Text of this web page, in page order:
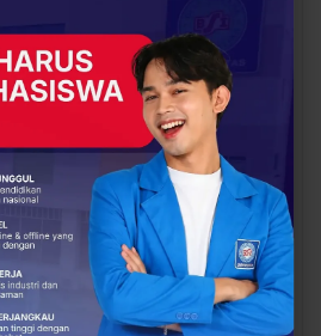
Mahasiswa UBSI Solo ke
Posko BSI…
BSI Explore Tim
Karangpakis Jalin
Sinergi dengan